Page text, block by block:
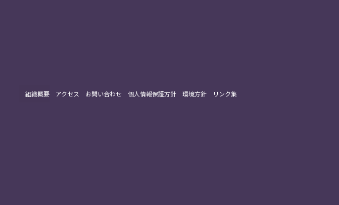
組織概要 アクセス お問い合わせ 個人情報保護方針 環境方針 リンク集